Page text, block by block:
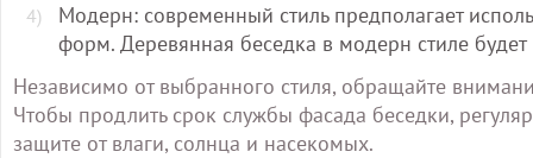
Модерн: современный стиль предполагает
форм. Деревянная беседка в модерн стиле будет
Независимо от выбранного стиля, обращайте
Чтобы продлить срок службы фасада беседки,
защите от влаги, солнца и насекомых.